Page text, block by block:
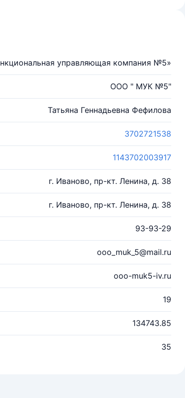
управляющая компания №5»
ООО " МУК №5"
Татьяна Геннадьевна Фефилова
3702721538
1143702003917
г. Иваново, пр-кт. Ленина, д. 38
г. Иваново, пр-кт. Ленина, д. 38
93-93-29
ooo_muk_5@mail.ru
ooo-muk5-iv.ru
19
134743.85
35